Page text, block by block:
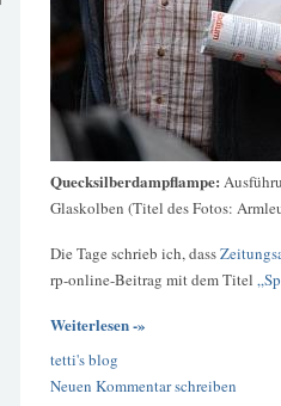
Quecksilberdampflampe:
Glaskolben (Titel des Fotos:
Die Tage schrieb ich, dass
rp-online-Beitrag mit dem Titel
Weiterlesen -»
tetti's blog
Neuen Kommentar schreiben